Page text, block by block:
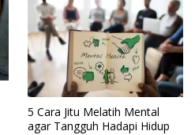
5 Cara Jitu Melatih Mental
agar Tangguh Hadapi Hidup